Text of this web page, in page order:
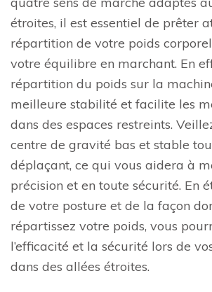
étroites, il est essentiel de prêter
répartition de votre poids
votre équilibre en marchant. En
répartition du poids sur la
meilleure stabilité et facilite les
dans des espaces restreints.
centre de gravité bas et stable
déplaçant, ce qui vous aidera à
précision et en toute sécurité. En
de votre posture et de la façon
répartissez votre poids, vous
l’efficacité et la sécurité lors de
dans des allées étroites.